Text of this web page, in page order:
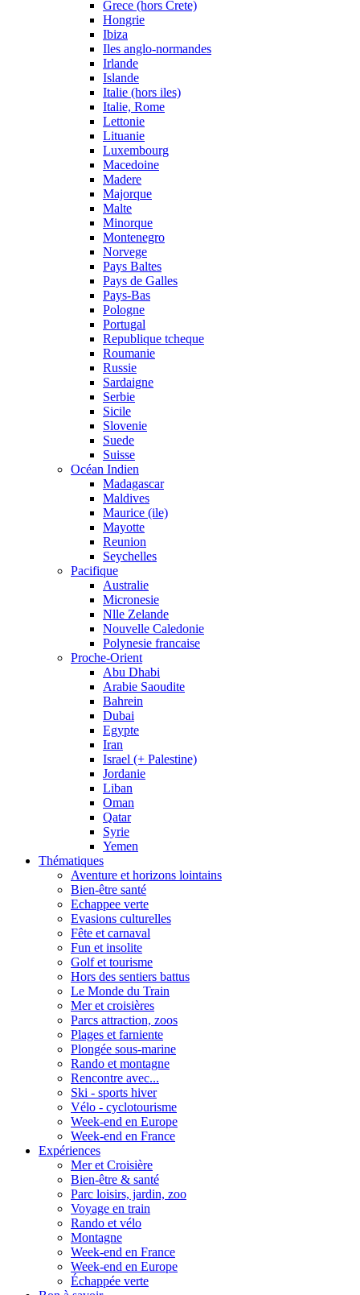
Grece (hors Crete)
Hongrie
Ibiza
Iles anglo-normandes
Irlande
Islande
Italie (hors iles)
Italie, Rome
Lettonie
Lituanie
Luxembourg
Macedoine
Madere
Majorque
Malte
Minorque
Montenegro
Norvege
Pays Baltes
Pays de Galles
Pays-Bas
Pologne
Portugal
Republique tcheque
Roumanie
Russie
Sardaigne
Serbie
Sicile
Slovenie
Suede
Suisse
Océan Indien
Madagascar
Maldives
Maurice (ile)
Mayotte
Reunion
Seychelles
Pacifique
Australie
Micronesie
Nlle Zelande
Nouvelle Caledonie
Polynesie francaise
Proche-Orient
Abu Dhabi
Arabie Saoudite
Bahrein
Dubai
Egypte
Iran
Israel (+ Palestine)
Jordanie
Liban
Oman
Qatar
Syrie
Yemen
Thématiques
Aventure et horizons lointains
Bien-être santé
Echappee verte
Evasions culturelles
Fête et carnaval
Fun et insolite
Golf et tourisme
Hors des sentiers battus
Le Monde du Train
Mer et croisières
Parcs attraction, zoos
Plages et farniente
Plongée sous-marine
Rando et montagne
Rencontre avec...
Ski - sports hiver
Vélo - cyclotourisme
Week-end en Europe
Week-end en France
Expériences
Mer et Croisière
Bien-être & santé
Parc loisirs, jardin, zoo
Voyage en train
Rando et vélo
Montagne
Week-end en France
Week-end en Europe
Échappée verte